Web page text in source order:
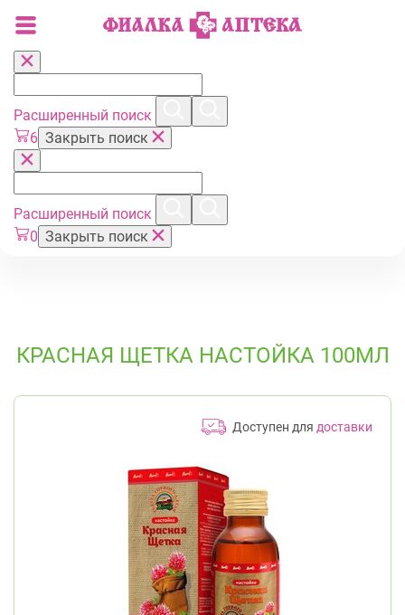
Расширенный поиск
6 Закрыть поиск
Расширенный поиск
0 Закрыть поиск
КРАСНАЯ ЩЕТКА НАСТОЙКА 100МЛ
Доступен для доставки